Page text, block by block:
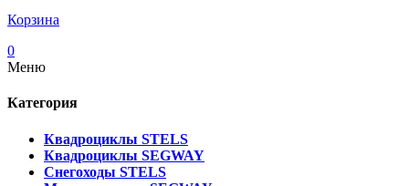
Корзина
0
Меню
Категория
Квадроциклы STELS
Квадроциклы SEGWAY
Снегоходы STELS